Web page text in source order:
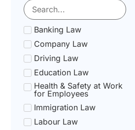
Banking Law
Company Law
Driving Law
Education Law
Health & Safety at Work
for Employees
Immigration Law
Labour Law